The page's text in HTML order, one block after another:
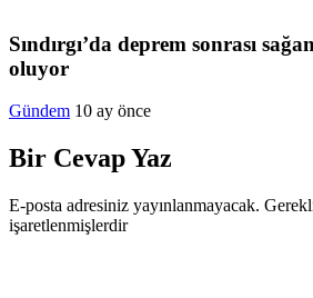
Sındırgı’da deprem sonrası
oluyor
Gündem 10 ay önce
Bir Cevap Yaz
E-posta adresiniz yayınlanmayacak.
işaretlenmişlerdir